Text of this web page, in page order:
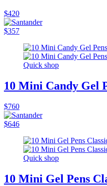
$420
$357
Quick shop
10 Mini Candy Gel
$760
$646
Quick shop
10 Mini Gel Pens